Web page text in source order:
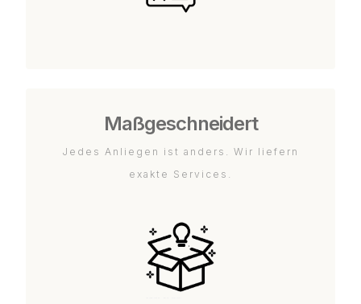
Maßgeschneidert
Jedes Anliegen ist anders. Wir liefern
exakte Services.